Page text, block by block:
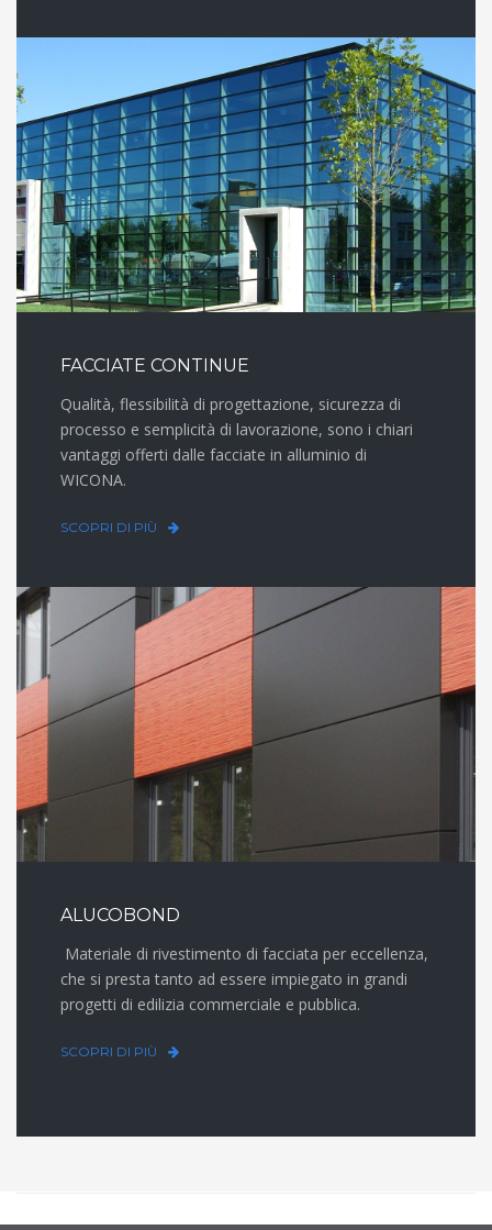
FACCIATE CONTINUE
Qualità, flessibilità di progettazione, sicurezza di
processo e semplicità di lavorazione, sono i chiari
vantaggi offerti dalle facciate in alluminio di
WICONA.
SCOPRI DI PIÙ
ALUCOBOND
Materiale di rivestimento di facciata per eccellenza,
che si presta tanto ad essere impiegato in grandi
progetti di edilizia commerciale e pubblica.
SCOPRI DI PIÙ